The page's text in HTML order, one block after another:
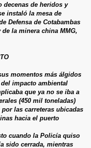
decenas de heridos y
instaló la mesa de
Defensa de Cotabambas
la minera china MMG,
momentos más álgidos
impacto ambiental
que ya no se iba a
(450 mil toneladas)
las carreteras ubicadas
hacia el puerto
cuando la Policía quiso
sido cerrada, mientras